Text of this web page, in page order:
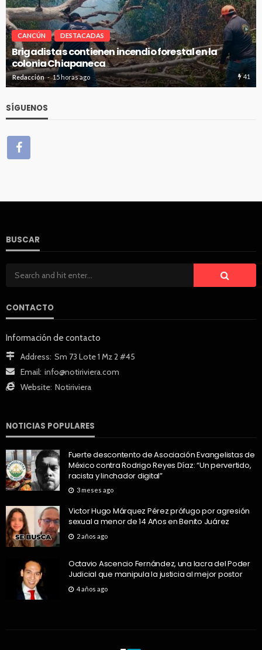
41
CANCÚN DESTACADAS
Avanza en tiempo y forma la construcción de
de absorción en Cancún
Redacción 15 horas ago
SÍGUENOS
BUSCAR
CONTACTO
Información de contacto
Address: Sm 73 Lote 1 Mz 2 #45
Email: info@notiriviera.com
Website: Notiriviera
NOTICIAS POPULARES
Fuerte descontento de Asociación Evangelistas de
México contra Rodrigo Reyes Díaz: “Un pervertido,
racista y linchador digital”
3 meses ago
Victor Hugo Márquez Pérez prófugo por agresión
sexual a menor de 14 Años en Benito Juárez
2 años ago
Octavio Ascencio Fernández, una lacra del Poder
Judicial que manipula la justicia al mejor postor
4 años ago